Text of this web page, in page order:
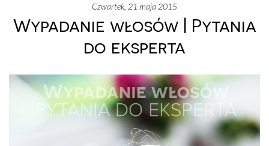
czwartek, 21 maja 2015
Wypadanie włosów | Pytania
do eksperta